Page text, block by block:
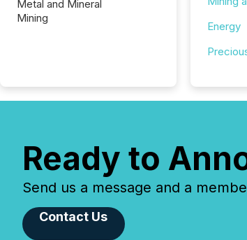
Metal and Mineral
Mining
Energy
Ready to
Send us a message and a
Contact Us